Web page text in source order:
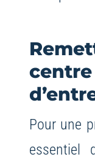
Pour une
essentiel